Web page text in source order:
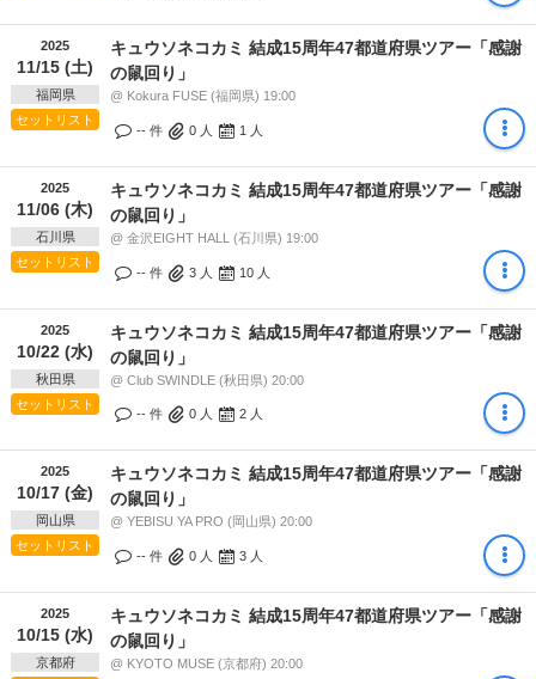
2025
11/15 (土)
福岡県
セットリスト
キュウソネコカミ 結成15周年47都道府県ツアー「感謝
の鼠回り」
@ Kokura FUSE (福岡県) 19:00
-- 件 0 人 1 人
2025
11/06 (木)
石川県
セットリスト
キュウソネコカミ 結成15周年47都道府県ツアー「感謝
の鼠回り」
@ 金沢EIGHT HALL (石川県) 19:00
-- 件 3 人 10 人
2025
10/22 (水)
秋田県
セットリスト
キュウソネコカミ 結成15周年47都道府県ツアー「感謝
の鼠回り」
@ Club SWINDLE (秋田県) 20:00
-- 件 0 人 2 人
2025
10/17 (金)
岡山県
セットリスト
キュウソネコカミ 結成15周年47都道府県ツアー「感謝
の鼠回り」
@ YEBISU YA PRO (岡山県) 20:00
-- 件 0 人 3 人
2025
10/15 (水)
京都府
キュウソネコカミ 結成15周年47都道府県ツアー「感謝
の鼠回り」
@ KYOTO MUSE (京都府) 20:00